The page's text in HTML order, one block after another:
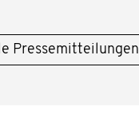
Pressemitteilungen